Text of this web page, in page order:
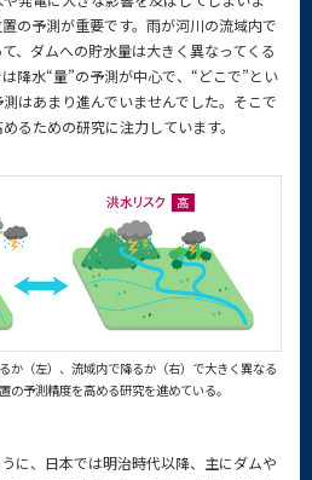
の予測が重要です。雨が河川の流域内で
、ダムへの貯水量は大きく異なってくる
降水“量”の予測が中心で、“どこで”とい
はあまり進んでいませんでした。そこで
るための研究に注力しています。
か（左）、流域内で降るか（右）で大きく異なる
の予測精度を高める研究を進めている。
に、日本では明治時代以降、主にダムや